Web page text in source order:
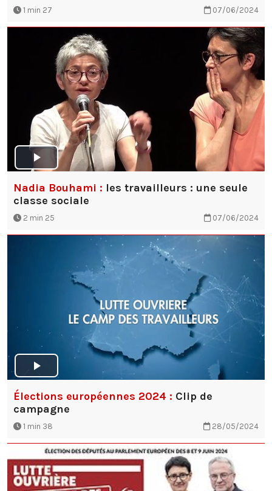
1 min 27 07/06/2024
Nadia Bouhami : les travailleurs : une seule
classe sociale
2 min 25 07/06/2024
Élections européennes 2024 : Clip de
campagne
1 min 38 28/05/2024